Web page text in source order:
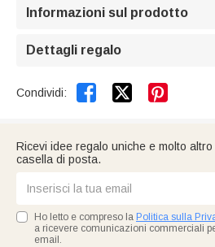
Informazioni sul prodotto
Dettagli regalo
Condividi:  
Ricevi idee regalo uniche e molto
casella di posta.
Ho letto e compreso la Politica sulla
a ricevere comunicazioni commerciali
email.